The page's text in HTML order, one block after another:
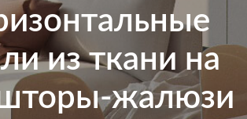
из ткани на
жалюзи